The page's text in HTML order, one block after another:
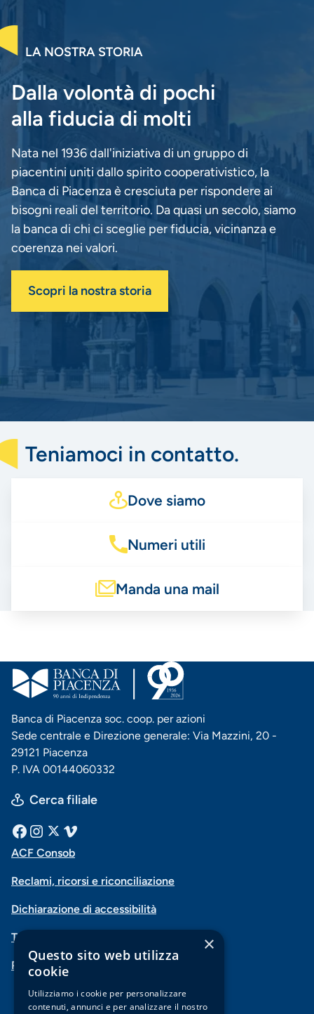
LA NOSTRA STORIA
Dalla volontà di pochi
alla fiducia di molti
Nata nel 1936 dall'iniziativa di un gruppo di
piacentini uniti dallo spirito cooperativistico, la
Banca di Piacenza è cresciuta per rispondere ai
bisogni reali del territorio. Da quasi un secolo, siamo
la banca di chi ci sceglie per fiducia, vicinanza e
coerenza nei valori.
Scopri la nostra storia
Teniamoci in contatto.
Dove siamo
Numeri utili
Manda una mail
Banca di Piacenza soc. coop. per azioni
Sede centrale e Direzione generale: Via Mazzini, 20 -
29121 Piacenza
P. IVA 00144060332
Cerca filiale
Menu
social
Facebook
InstagramVimeo
Menu
navigazione
piè
di
pagina
ACF Consob
Reclami, ricorsi e riconciliazione
Dichiarazione di accessibilità
Trasparenza
PSD2-Open Banking
×
Questo sito web utilizza
cookie
Utilizziamo i cookie per personalizzare
contenuti, annunci e per analizzare il nostro